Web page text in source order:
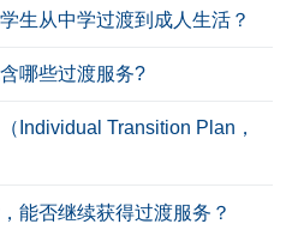
生从中学过渡到成人生活？
哪些过渡服务?
Individual Transition Plan，
能否继续获得过渡服务？